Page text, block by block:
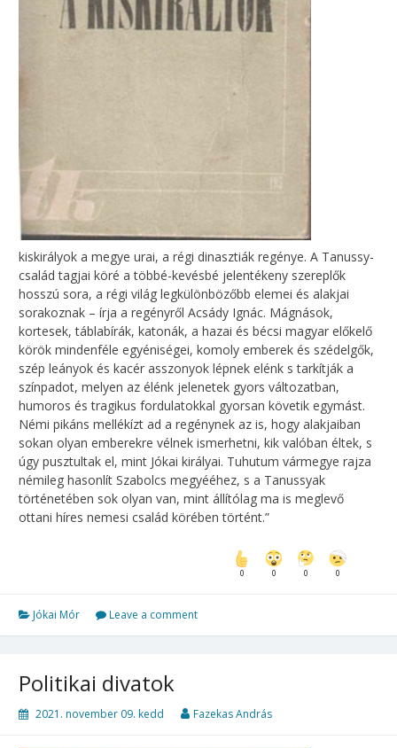
kiskirályok a megye urai, a régi dinasztiák regénye. A Tanussy-
család tagjai köré a többé-kevésbé jelentékeny szereplők
hosszú sora, a régi világ legkülönbözőbb elemei és alakjai
sorakoznak – írja a regényről Acsády Ignác. Mágnások,
kortesek, táblabírák, katonák, a hazai és bécsi magyar előkelő
körök mindenféle egyéniségei, komoly emberek és szédelgők,
szép leányok és kacér asszonyok lépnek elénk s tarkítják a
színpadot, melyen az élénk jelenetek gyors változatban,
humoros és tragikus fordulatokkal gyorsan követik egymást.
Némi pikáns mellékízt ad a regénynek az is, hogy alakjaiban
sokan olyan emberekre vélnek ismerhetni, kik valóban éltek, s
úgy pusztultak el, mint Jókai királyai. Tuhutum vármegye rajza
némileg hasonlít Szabolcs megyééhez, s a Tanussyak
történetében sok olyan van, mint állítólag ma is meglevő
ottani híres nemesi család körében történt.”
0 0 0 0
Jókai Mór Leave a comment
Politikai ​divatok
2021. november 09. kedd Fazekas András